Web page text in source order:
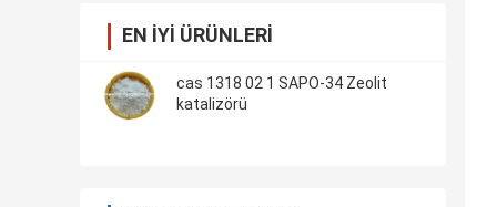
EN IYI ÜRÜNLERI
cas 1318 02 1 SAPO-34 Zeolit ​​
katalizörü